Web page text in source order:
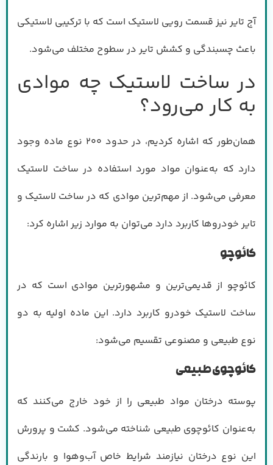
آج تایر نیز قسمت رویی لاستیک است که با ترکیبی لاستیکی
باعث چسبندگی و کشش تایر در سطوح مختلف می‌شود.
در ساخت لاستیک چه موادی
به کار می‌رود؟
همان‌طور که اشاره کردیم، در حدود ۲۰۰ نوع ماده وجود
دارد که به‌عنوان مواد مورد استفاده در ساخت لاستیک
معرفی می‌شود. از مهم‌ترین موادی که در ساخت لاستیک و
تایر خودروها کاربرد دارد می‌توان به موارد زیر اشاره کرد:
کائوچو
کائوچو از قدیمی‌ترین و مشهورترین موادی است که در
ساخت لاستیک خودرو کاربرد دارد. این ماده اولیه به دو
نوع طبیعی و مصنوعی تقسیم می‌شود:
کائوچوی طبیعی
پوسته درختان مواد طبیعی را از خود خارج می‌کنند که
به‌عنوان کائوچوی طبیعی شناخته می‌شود. کشت و پرورش
این نوع درختان نیازمند شرایط خاص آب‌وهوا و بارندگی